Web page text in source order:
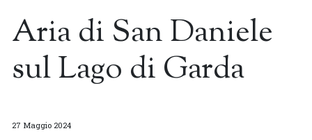
Aria di San Daniele
sul Lago di Garda
27 Maggio 2024